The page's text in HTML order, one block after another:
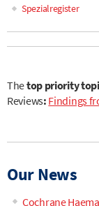
navigation
Spezialregister
Thetop priority
Reviews: Findings
Our News
Cochrane